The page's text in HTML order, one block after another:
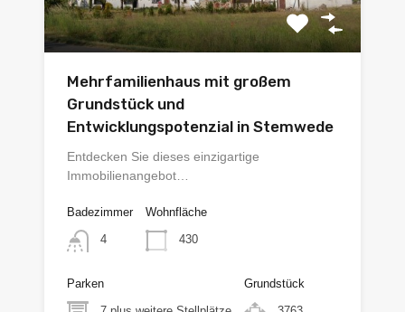
Mehrfamilienhaus mit großem
Grundstück und
Entwicklungspotenzial in Stemwede
Entdecken Sie dieses einzigartige
Immobilienangebot…
Badezimmer
4
Wohnfläche
430
Parken
Grundstück